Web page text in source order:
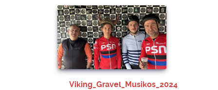
Viking_Gravel_Musikos_2024